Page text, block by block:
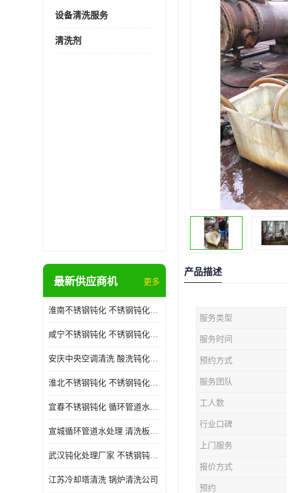
设备清洗服务
清洗剂
最新供应商机 更多
淮南不锈钢钝化 不锈钢钝化公司
咸宁不锈钢钝化 不锈钢钝化处理公司
安庆中央空调清洗 酸洗钝化公司
淮北不锈钢钝化 不锈钢钝化公司
宜春不锈钢钝化 循环管道水处理公司
宣城循环管道水处理 清洗板式换热器公司
武汉钝化处理厂家 不锈钢钝化公司
江苏冷却塔清洗 锅炉清洗公司
产品描述
服务类型
服务时间
预约方式
服务团队
工人数
行业口碑
上门服务
报价方式
预约